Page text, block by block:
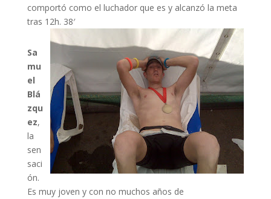
comportó como el luchador que es y alcanzó la meta
tras 12h. 38′
Sa
mu
el
Blá
zqu
ez,
la
sen
saci
ón.
Es muy joven y con no muchos años de